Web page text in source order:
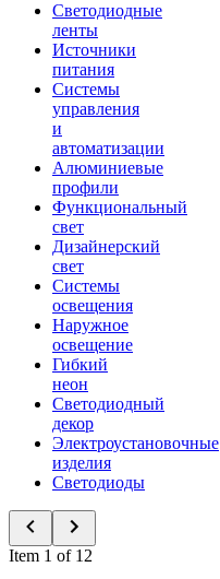
Светодиодные
ленты
Источники
питания
Системы
управления
и
автоматизации
Алюминиевые
профили
Функциональный
свет
Дизайнерский
свет
Системы
освещения
Наружное
освещение
Гибкий
неон
Светодиодный
декор
Электроустановочные
изделия
Светодиоды
Item 1 of 12